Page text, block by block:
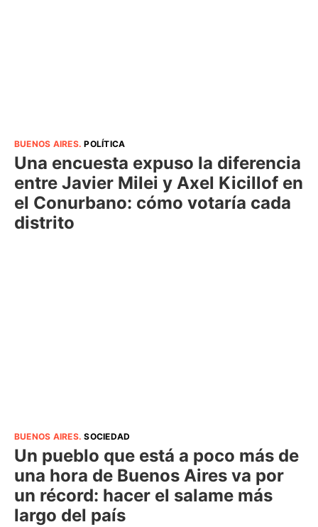
BUENOS AIRES.POLÍTICA
Una encuesta expuso la diferencia
entre Javier Milei y Axel Kicillof en
el Conurbano: cómo votaría cada
distrito
BUENOS AIRES.SOCIEDAD
Un pueblo que está a poco más de
una hora de Buenos Aires va por
un récord: hacer el salame más
largo del país